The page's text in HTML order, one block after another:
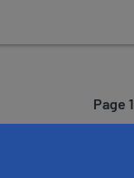
Page 1